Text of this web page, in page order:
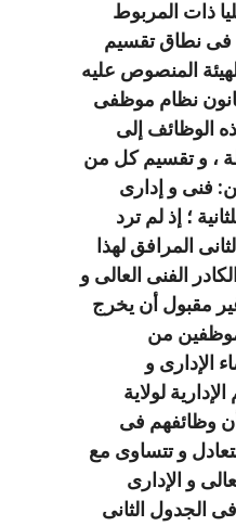
ذات المربوط
فى نطاق تقسيم
المنصوص عليه
نظام موظفى
الوظائف إلى
، و تقسيم كل من
فنى و إدارى
؛ إذ لم ترد
المرافق لهذا
الفنى العالى و
مقبول أن يخرج
من
الإدارى و
لولاية
أن وظائفهم فى
و تتساوى مع
و الإدارى
الجدول الثانى